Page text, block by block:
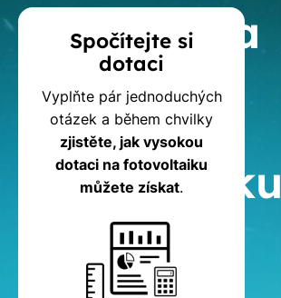
Kalkulačka
dotací
na
fotovoltaiku
Spočítejte si
dotaci
Vyplňte pár jednoduchých
otázek a během chvilky
zjistěte, jak vysokou
dotaci na fotovoltaiku
můžete získat.